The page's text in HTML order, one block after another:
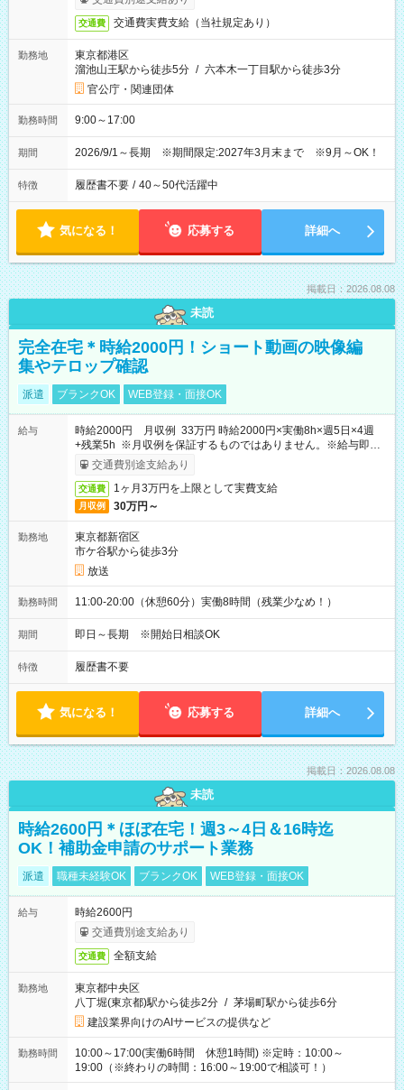
交通費 交通費実費支給（当社規定あり）
勤務地
東京都港区
溜池山王駅から徒歩5分 / 六本木一丁目駅から徒歩3分
官公庁・関連団体
勤務時間 9:00～17:00
期間 2026/9/1～長期 ※期間限定:2027年3月末まで ※9月～OK！
特徴 履歴書不要 / 40～50代活躍中
気になる！ 応募する 詳細へ
掲載日：2026.08.08
未読
完全在宅＊時給2000円！ショート動画の映像編
集やテロップ確認
派遣 ブランクOK WEB登録・面接OK
給与
時給2000円 月収例 33万円 時給2000円×実働8h×週5日×4週
+残業5h ※月収例を保証するものではありません。※給与即受
取りサービス利用可（利用条件有）
交通費別途支給あり
交通費 1ヶ月3万円を上限として実費支給
月収例 30万円～
勤務地
東京都新宿区
市ケ谷駅から徒歩3分
放送
勤務時間 11:00-20:00（休憩60分）実働8時間（残業少なめ！）
期間 即日～長期 ※開始日相談OK
特徴 履歴書不要
気になる！ 応募する 詳細へ
掲載日：2026.08.08
未読
時給2600円＊ほぼ在宅！週3～4日＆16時迄
OK！補助金申請のサポート業務
派遣 職種未経験OK ブランクOK WEB登録・面接OK
給与
時給2600円
交通費別途支給あり
交通費 全額支給
勤務地
東京都中央区
八丁堀(東京都)駅から徒歩2分 / 茅場町駅から徒歩6分
建設業界向けのAIサービスの提供など
勤務時間
10:00～17:00(実働6時間 休憩1時間) ※定時：10:00～
19:00（※終わりの時間：16:00～19:00で相談可！）